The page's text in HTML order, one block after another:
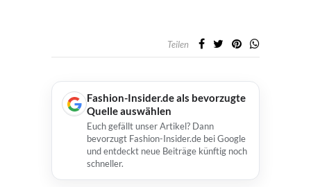
Teilen
Fashion-Insider.de als bevorzugte
Quelle auswählen
Euch gefällt unser Artikel? Dann
bevorzugt Fashion-Insider.de bei Google
und entdeckt neue Beiträge künftig noch
schneller.